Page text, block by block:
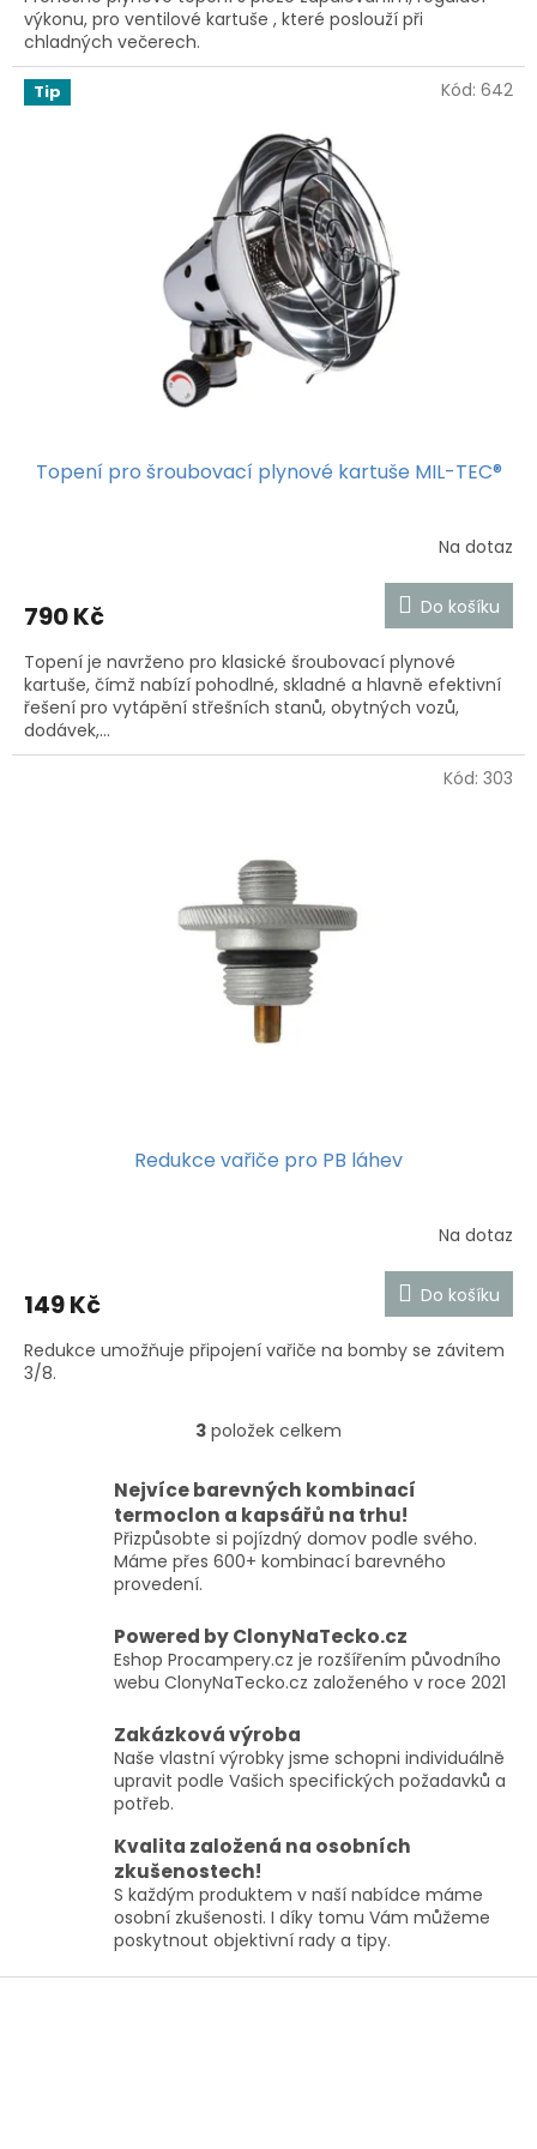
výkonu, pro ventilové kartuše , které poslouží při
chladných večerech.
Tip
Topení pro šroubovací plynové kartuše MIL-TEC®
je
z
5
hvězdiček.
Na dotaz
790 Kč Do košíku
Topení je navrženo pro klasické šroubovací plynové
kartuše, čímž nabízí pohodlné, skladné a hlavně efektivní
řešení pro vytápění střešních stanů, obytných vozů,
dodávek,...
Kód: 642
Redukce vařiče pro PB láhev
Na dotaz
149 Kč Do košíku
Redukce umožňuje připojení vařiče na bomby se závitem
3/8.
Kód: 303
O
l
á
d
a
c
r
v
k
v
ý
p
u
3 položek celkem
Nejvíce barevných kombinací
termoclon a kapsářů na trhu!
Přizpůsobte si pojízdný domov podle svého.
Máme přes 600+ kombinací barevného
provedení.
Powered by ClonyNaTecko.cz
Eshop Procampery.cz je rozšířením původního
webu ClonyNaTecko.cz založeného v roce 2021
Zakázková výroba
Naše vlastní výrobky jsme schopni individuálně
upravit podle Vašich specifických požadavků a
potřeb.
Kvalita založená na osobních
zkušenostech!
S každým produktem v naší nabídce máme
osobní zkušenosti. I díky tomu Vám můžeme
poskytnout objektivní rady a tipy.
Z